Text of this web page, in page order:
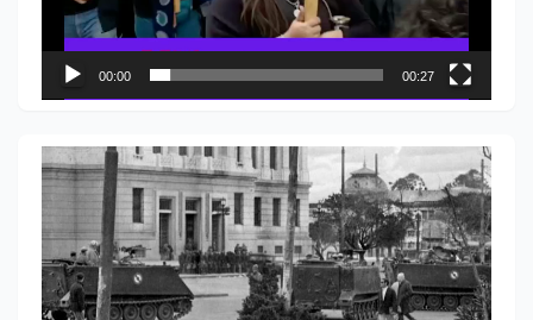
00:00 00:27